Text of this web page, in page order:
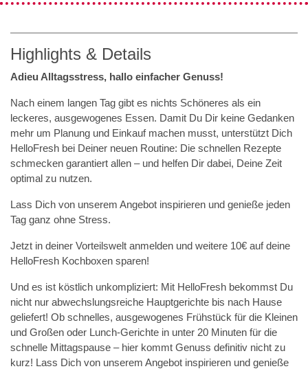
Highlights & Details
Adieu Alltagsstress, hallo einfacher Genuss!
Nach einem langen Tag gibt es nichts Schöneres als ein
leckeres, ausgewogenes Essen. Damit Du Dir keine Gedanken
mehr um Planung und Einkauf machen musst, unterstützt Dich
HelloFresh bei Deiner neuen Routine: Die schnellen Rezepte
schmecken garantiert allen – und helfen Dir dabei, Deine Zeit
optimal zu nutzen.
Lass Dich von unserem Angebot inspirieren und genieße jeden
Tag ganz ohne Stress.
Jetzt in deiner Vorteilswelt anmelden und weitere 10€ auf deine
HelloFresh Kochboxen sparen!
Und es ist köstlich unkompliziert: Mit HelloFresh bekommst Du
nicht nur abwechslungsreiche Hauptgerichte bis nach Hause
geliefert! Ob schnelles, ausgewogenes Frühstück für die Kleinen
und Großen oder Lunch-Gerichte in unter 20 Minuten für die
schnelle Mittagspause – hier kommt Genuss definitiv nicht zu
kurz! Lass Dich von unserem Angebot inspirieren und genieße